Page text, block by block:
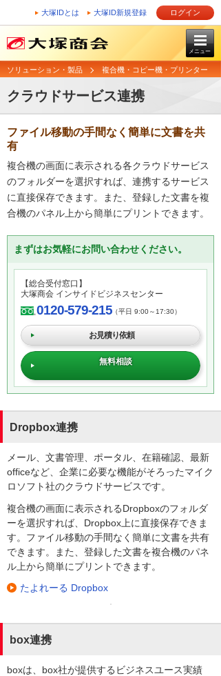
大塚IDとは 大塚ID新規登録 ログイン
メニュー
ソリューション・製品 複合機・コピー機・プリンター
クラウドサービス連携
ファイル移動の手間なく簡単に文書を共
有
複合機の画面に表示される各クラウドサービス
のフォルダーを選択すれば、連携するサービス
に直接保存できます。また、登録した文書を複
合機のパネル上から簡単にプリントできます。
まずはお気軽にお問い合わせください。
【総合受付窓口】
大塚商会 インサイドビジネスセンター
0120-579-215（平日 9:00～17:30）
お見積り依頼
無料相談
Dropbox連携
メール、文書管理、ポータル、在籍確認、最新
officeなど、企業に必要な機能がそろったマイク
ロソフト社のクラウドサービスです。
複合機の画面に表示されるDropboxのフォルダ
ーを選択すれば、Dropbox上に直接保存できま
す。ファイル移動の手間なく簡単に文書を共有
できます。また、登録した文書を複合機のパネ
ル上から簡単にプリントできます。
たよれーる Dropbox
box連携
boxは、box社が提供するビジネスユース実績